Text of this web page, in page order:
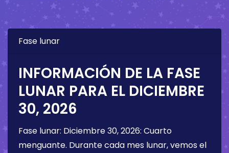
Fase lunar
INFORMACIÓN DE LA FASE
LUNAR PARA EL DICIEMBRE
30, 2026
Fase lunar: Diciembre 30, 2026: Cuarto
menguante. Durante cada mes lunar, vemos el